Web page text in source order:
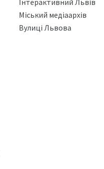
Міський медіаархів
Вулиці Львова